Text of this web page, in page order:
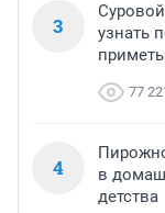
3
узнать
77
4
в
детства